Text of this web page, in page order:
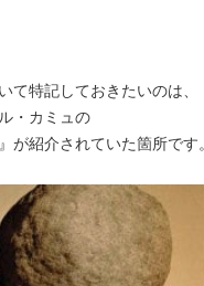
て特記しておきたいのは、
・カミュの
が紹介されていた箇所です。